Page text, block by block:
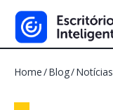
Home Blog Notícias